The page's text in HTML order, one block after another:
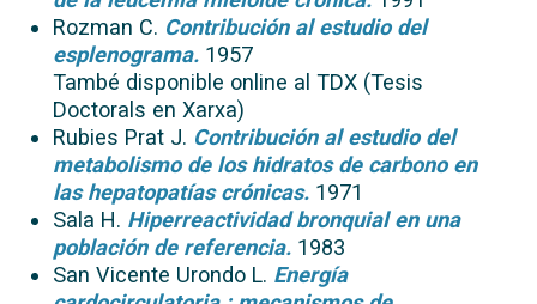
Rozman C. Contribución al estudio del
esplenograma. 1957
També disponible online al TDX (Tesis
Doctorals en Xarxa)
Rubies Prat J. Contribución al estudio del
metabolismo de los hidratos de carbono en
las hepatopatías crónicas. 1971
Sala H. Hiperreactividad bronquial en una
población de referencia. 1983
San Vicente Urondo L. Energía